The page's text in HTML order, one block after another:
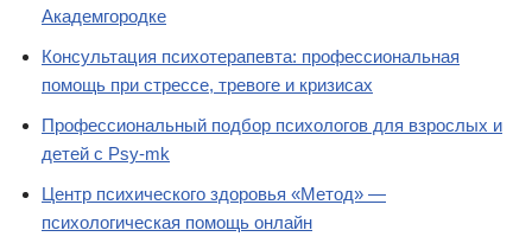
Академгородке
Консультация психотерапевта: профессиональная
помощь при стрессе, тревоге и кризисах
Профессиональный подбор психологов для взрослых и
детей с Psy-mk
Центр психического здоровья «Метод» —
психологическая помощь онлайн